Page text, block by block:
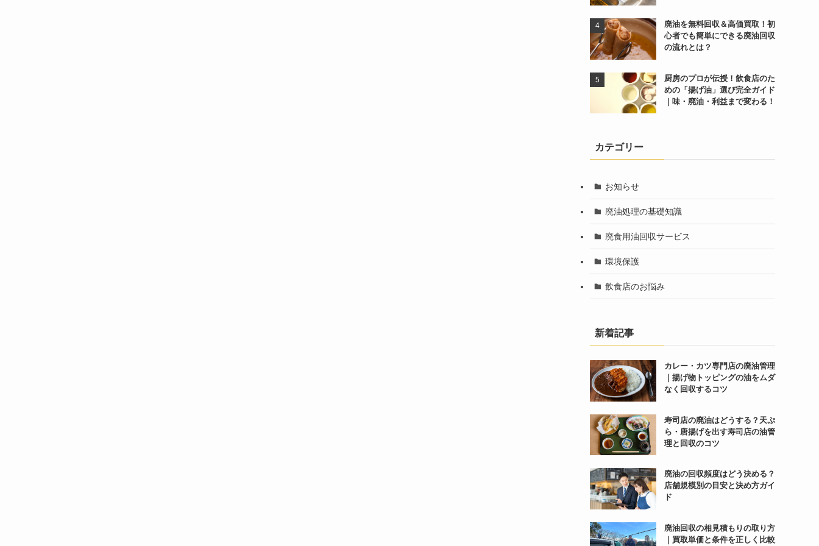
廃油を無料回収＆高価買取！初
心者でも簡単にできる廃油回収
の流れとは？
厨房のプロが伝授！飲食店のた
めの「揚げ油」選び完全ガイド
｜味・廃油・利益まで変わる！
カテゴリー
お知らせ
廃油処理の基礎知識
廃食用油回収サービス
環境保護
飲食店のお悩み
新着記事
カレー・カツ専門店の廃油管理
｜揚げ物トッピングの油をムダ
なく回収するコツ
寿司店の廃油はどうする？天ぷ
ら・唐揚げを出す寿司店の油管
理と回収のコツ
廃油の回収頻度はどう決める？
店舗規模別の目安と決め方ガイ
ド
廃油回収の相見積もりの取り方
｜買取単価と条件を正しく比較